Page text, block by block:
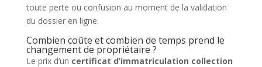
toute perte ou confusion au moment de la validation
du dossier en ligne.
Combien coûte et combien de temps prend le
changement de propriétaire ?
Le prix d’un certificat d’immatriculation collection